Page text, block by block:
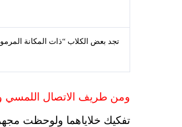
تجد بعض الكلاب “ذات المكانة
ومن طريف الاتصال اللمسي
تفكيك خلاياهما ولوحظت